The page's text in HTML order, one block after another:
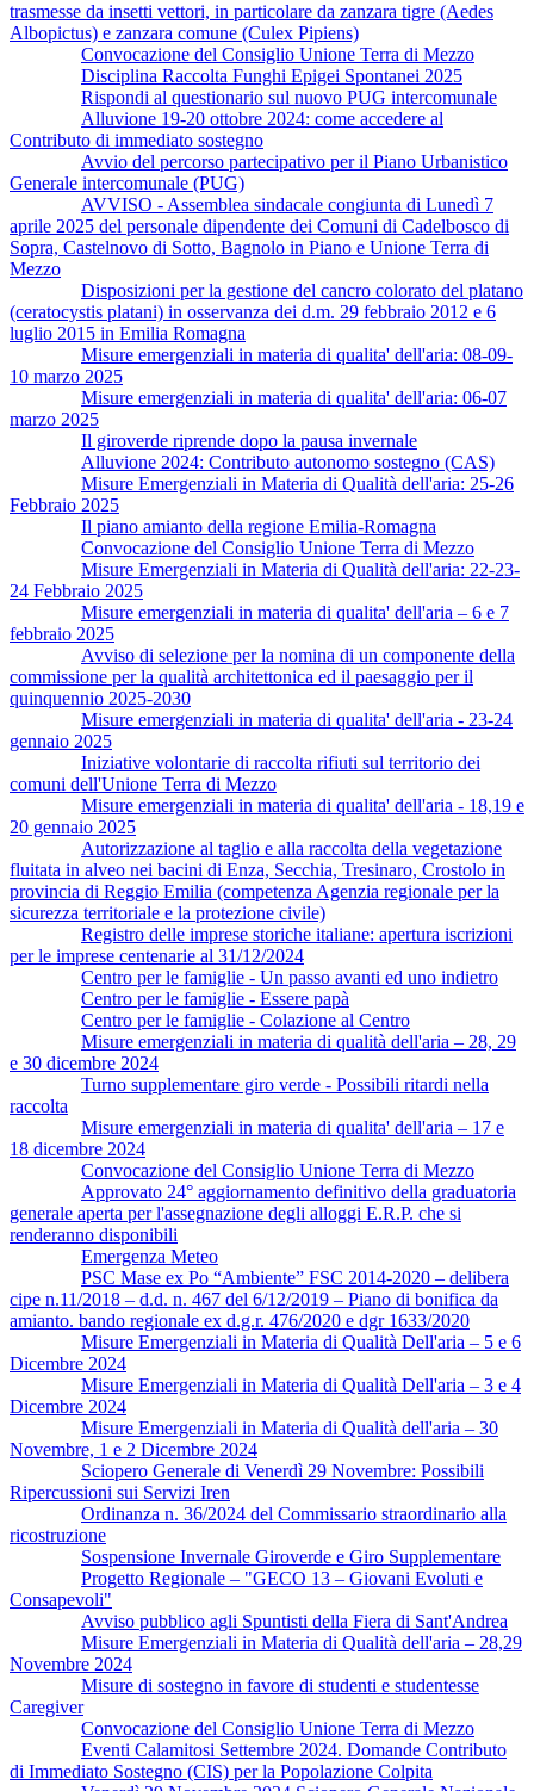
trasmesse da insetti vettori, in particolare da zanzara tigre (Aedes
Albopictus) e zanzara comune (Culex Pipiens)
Convocazione del Consiglio Unione Terra di Mezzo
Disciplina Raccolta Funghi Epigei Spontanei 2025
Rispondi al questionario sul nuovo PUG intercomunale
Alluvione 19-20 ottobre 2024: come accedere al
Contributo di immediato sostegno
Avvio del percorso partecipativo per il Piano Urbanistico
Generale intercomunale (PUG)
AVVISO - Assemblea sindacale congiunta di Lunedì 7
aprile 2025 del personale dipendente dei Comuni di Cadelbosco di
Sopra, Castelnovo di Sotto, Bagnolo in Piano e Unione Terra di
Mezzo
Disposizioni per la gestione del cancro colorato del platano
(ceratocystis platani) in osservanza dei d.m. 29 febbraio 2012 e 6
luglio 2015 in Emilia Romagna
Misure emergenziali in materia di qualita' dell'aria: 08-09-
10 marzo 2025
Misure emergenziali in materia di qualita' dell'aria: 06-07
marzo 2025
Il giroverde riprende dopo la pausa invernale
Alluvione 2024: Contributo autonomo sostegno (CAS)
Misure Emergenziali in Materia di Qualità dell'aria: 25-26
Febbraio 2025
Il piano amianto della regione Emilia-Romagna
Convocazione del Consiglio Unione Terra di Mezzo
Misure Emergenziali in Materia di Qualità dell'aria: 22-23-
24 Febbraio 2025
Misure emergenziali in materia di qualita' dell'aria – 6 e 7
febbraio 2025
Avviso di selezione per la nomina di un componente della
commissione per la qualità architettonica ed il paesaggio per il
quinquennio 2025-2030
Misure emergenziali in materia di qualita' dell'aria - 23-24
gennaio 2025
Iniziative volontarie di raccolta rifiuti sul territorio dei
comuni dell'Unione Terra di Mezzo
Misure emergenziali in materia di qualita' dell'aria - 18,19 e
20 gennaio 2025
Autorizzazione al taglio e alla raccolta della vegetazione
fluitata in alveo nei bacini di Enza, Secchia, Tresinaro, Crostolo in
provincia di Reggio Emilia (competenza Agenzia regionale per la
sicurezza territoriale e la protezione civile)
Registro delle imprese storiche italiane: apertura iscrizioni
per le imprese centenarie al 31/12/2024
Centro per le famiglie - Un passo avanti ed uno indietro
Centro per le famiglie - Essere papà
Centro per le famiglie - Colazione al Centro
Misure emergenziali in materia di qualità dell'aria – 28, 29
e 30 dicembre 2024
Turno supplementare giro verde - Possibili ritardi nella
raccolta
Misure emergenziali in materia di qualita' dell'aria – 17 e
18 dicembre 2024
Convocazione del Consiglio Unione Terra di Mezzo
Approvato 24° aggiornamento definitivo della graduatoria
generale aperta per l'assegnazione degli alloggi E.R.P. che si
renderanno disponibili
Emergenza Meteo
PSC Mase ex Po “Ambiente” FSC 2014-2020 – delibera
cipe n.11/2018 – d.d. n. 467 del 6/12/2019 – Piano di bonifica da
amianto. bando regionale ex d.g.r. 476/2020 e dgr 1633/2020
Misure Emergenziali in Materia di Qualità Dell'aria – 5 e 6
Dicembre 2024
Misure Emergenziali in Materia di Qualità Dell'aria – 3 e 4
Dicembre 2024
Misure Emergenziali in Materia di Qualità dell'aria – 30
Novembre, 1 e 2 Dicembre 2024
Sciopero Generale di Venerdì 29 Novembre: Possibili
Ripercussioni sui Servizi Iren
Ordinanza n. 36/2024 del Commissario straordinario alla
ricostruzione
Sospensione Invernale Giroverde e Giro Supplementare
Progetto Regionale – "GECO 13 – Giovani Evoluti e
Consapevoli"
Avviso pubblico agli Spuntisti della Fiera di Sant'Andrea
Misure Emergenziali in Materia di Qualità dell'aria – 28,29
Novembre 2024
Misure di sostegno in favore di studenti e studentesse
Caregiver
Convocazione del Consiglio Unione Terra di Mezzo
Eventi Calamitosi Settembre 2024. Domande Contributo
di Immediato Sostegno (CIS) per la Popolazione Colpita